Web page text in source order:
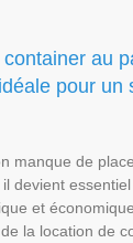
au
pour un
manque de
devient
et
la location de